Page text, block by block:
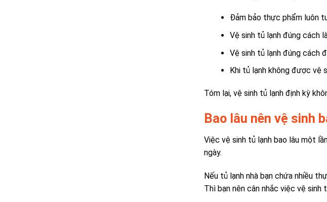
Đảm bảo thực phẩm luôn
Vệ sinh tủ lạnh đúng cách
Vệ sinh tủ lạnh đúng cách
Khi tủ lạnh không được vệ
Tóm lại, vệ sinh tủ lạnh định kỳ
Bao lâu nên vệ sinh
Việc vệ sinh tủ lạnh bao lâu một
ngày.
Nếu tủ lạnh nhà bạn chứa nhiều
Thì bạn nên cân nhắc việc vệ